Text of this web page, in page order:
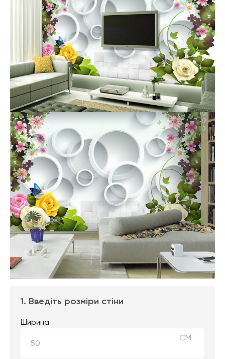
1. Введіть розміри стіни
Ширина
СМ